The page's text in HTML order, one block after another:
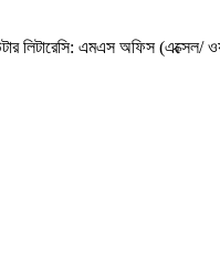
লিটারেসি: এমএস অফিস (এক্সেল/